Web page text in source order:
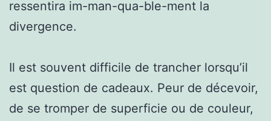
ressentira im-man-qua-ble-ment la
divergence.
Il est souvent difficile de trancher lorsqu’il
est question de cadeaux. Peur de décevoir,
de se tromper de superficie ou de couleur,